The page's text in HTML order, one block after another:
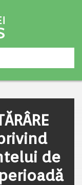
de